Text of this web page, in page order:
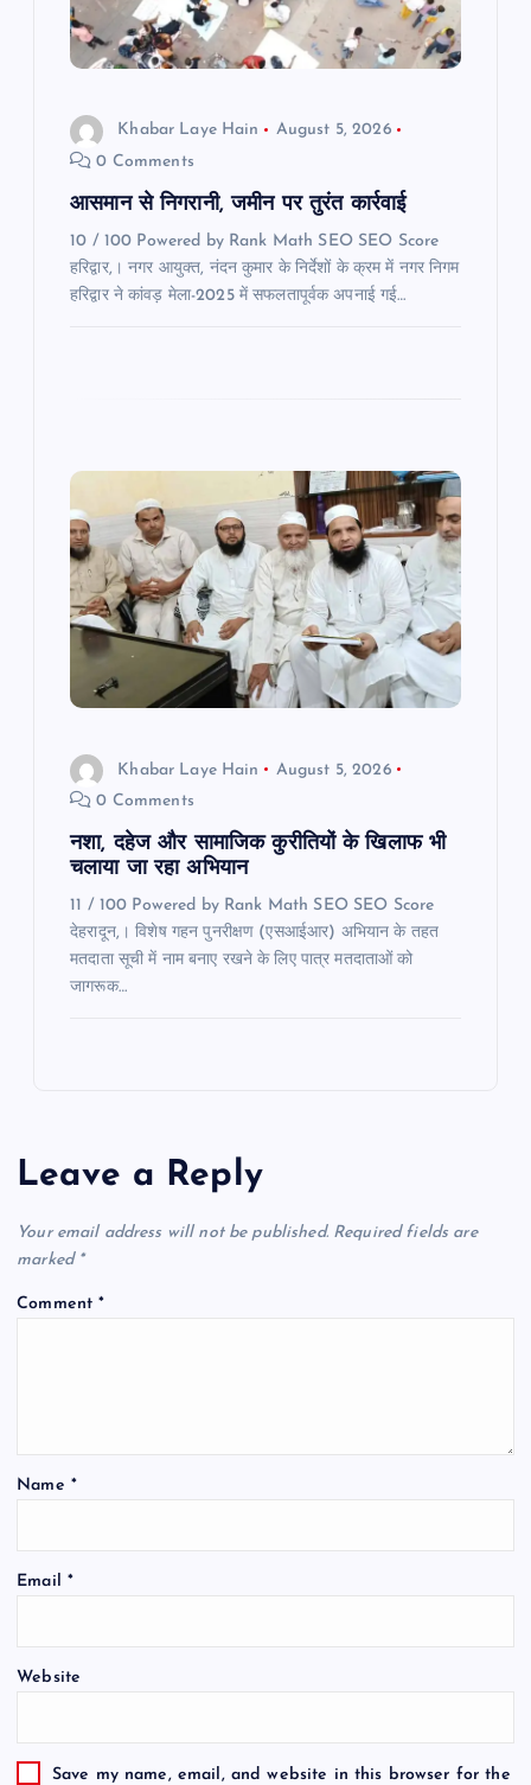
Khabar Laye Hain
August 5, 2026
0 Comments
आसमान से निगरानी, जमीन पर तुरंत कार्रवाई
10 / 100 Powered by Rank Math SEO SEO Score
हरिद्वार,। नगर आयुक्त, नंदन कुमार के निर्देशों के क्रम में नगर निगम
हरिद्वार ने कांवड़ मेला-2025 में सफलतापूर्वक अपनाई गई…
Khabar Laye Hain
August 5, 2026
0 Comments
नशा, दहेज और सामाजिक कुरीतियों के खिलाफ भी
चलाया जा रहा अभियान
11 / 100 Powered by Rank Math SEO SEO Score
देहरादून,। विशेष गहन पुनरीक्षण (एसआईआर) अभियान के तहत
मतदाता सूची में नाम बनाए रखने के लिए पात्र मतदाताओं को
जागरूक…
Leave a Reply
Your email address will not be published. Required fields are
marked *
Comment*
Name *
Email *
Website
Save my name, email, and website in this browser for the